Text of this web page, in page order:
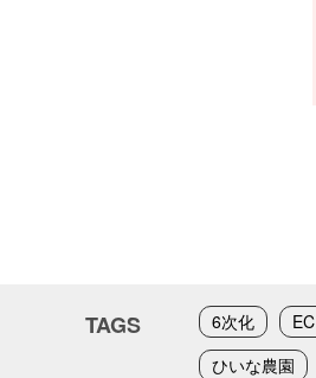
TAGS 6次化 EC
ひいな農園